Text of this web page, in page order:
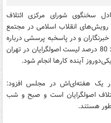
سخنگوی شورای مرکزی ائتلاف
انقلاب اسلامی در مجتمع
و در پاسخبه پرسشی درباره
تکمیل لیست اصولگرایان اظهار داشت: 80 درصد لیست اصولگرایان در تهران
آینده کارها انجام شود.
یک هفته‌ای‌اش در مجلس افزود:
اصولگرایان است و صبح و شب
هستند.